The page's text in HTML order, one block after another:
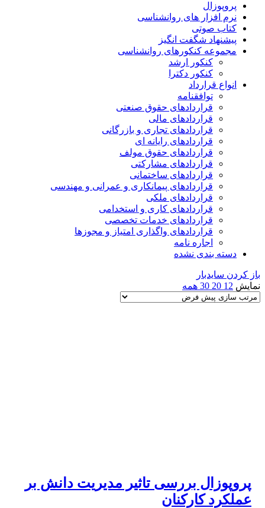
پروپوزال
نرم افزار های روانشناسی
کتاب صوتی
پیشنهاد شگفت انگیز
مجموعه کنکورهای روانشناسی
کنکور ارشد
کنکور دکترا
انواع قرارداد
توافقنامه
قراردادهای حقوق صنعتی
قراردادهای مالی
قراردادهای تجاری و بازرگانی
قراردادهای رایانه ای
قراردادهای حقوق مولف
قراردادهای مشارکتی
قراردادهای ساختمانی
قراردادهای پیمانکاری و عمرانی و مهندسی
قراردادهای ملکی
قراردادهای کاری و استخدامی
قراردادهای خدمات تخصصی
قراردادهای واگذاری امتیاز و مجوزها
اجاره نامه
دسته بندی نشده
باز کردن سایدبار
نمایش 12
20
30 همه
پروپوزال بررسی تاثیر مدیریت دانش بر
عملکرد کارکنان